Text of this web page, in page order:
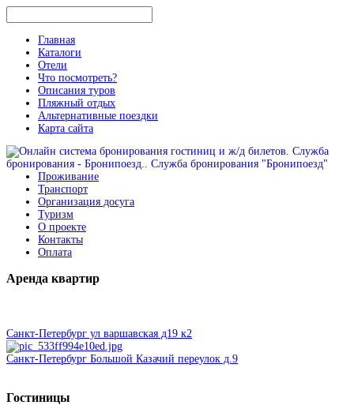
Главная
Каталоги
Отели
Что посмотреть?
Описания туров
Пляжный отдых
Альтернативные поездки
Карта сайта
Проживание
Транспорт
Организация досуга
Туризм
О проекте
Контакты
Оплата
Аренда квартир
Санкт-Петербург ул варшавская д19 к2
Санкт-Петербург Большой Казачий переулок д.9
Гостиницы